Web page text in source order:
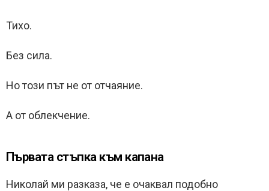
Тихо.
Без сила.
Но този път не от отчаяние.
А от облекчение.
Първата стъпка към капана
Николай ми разказа, че е очаквал подобно